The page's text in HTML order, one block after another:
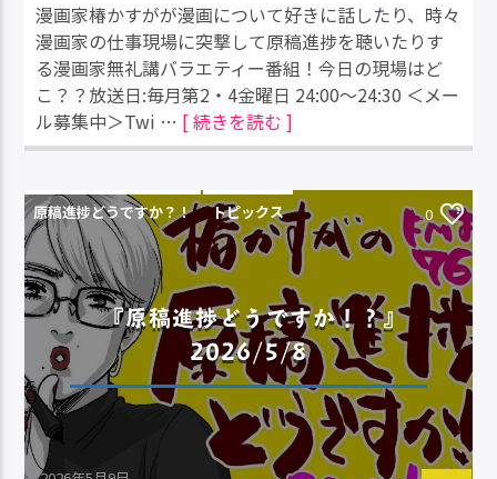
漫画家椿かすがが漫画について好きに話したり、時々
漫画家の仕事現場に突撃して原稿進捗を聴いたりす
る漫画家無礼講バラエティー番組！今日の現場はど
こ？？放送日:毎月第2・4金曜日 24:00～24:30 ＜メー
ル募集中＞Twi … [ 続きを読む ]
原稿進捗どうですか？！ トピックス 0
『原稿進捗どうですか！？』
2026/5/8